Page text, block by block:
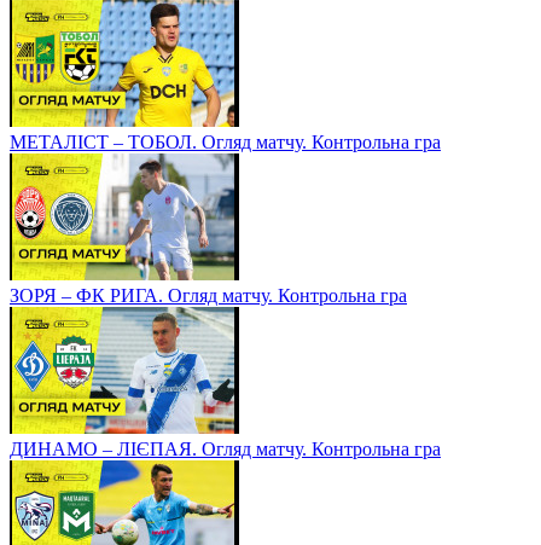
МЕТАЛІСТ – ТОБОЛ. Огляд матчу. Контрольна гра
ЗОРЯ – ФК РИГА. Огляд матчу. Контрольна гра
ДИНАМО – ЛІЄПАЯ. Огляд матчу. Контрольна гра